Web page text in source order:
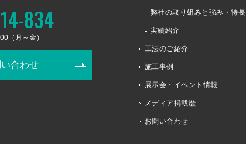
834
（月～金）
合わせ
弊社の取り組みと強み・特長
実績紹介
工法のご紹介
施工事例
展示会・イベント情報
メディア掲載歴
お問い合わせ